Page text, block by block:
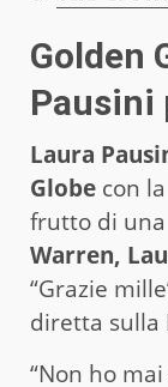
Golden
Pausini
Laura
Globe con
frutto di
Warren,
“Grazie
diretta sulla
“Non ho